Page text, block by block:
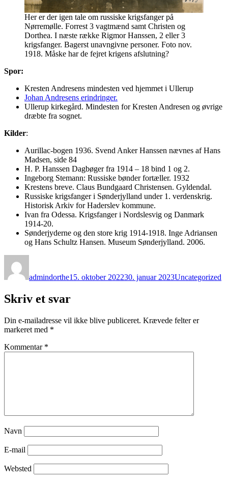
Her er der igen tale om russiske krigsfanger på
Nørremølle. Forrest 3 vagtmænd samt Christen og
Dorthea. I næste række Rigmor Hanssen, 2 eller 3
krigsfanger. Bagerst unavngivne personer. Foto nov.
1918. Måske har de fejret krigens afslutning?
Spor:
Kresten Andresens mindesten ved hjemmet i Ullerup
Johan Andresens erindringer.
Ullerup kirkegård. Mindesten for Kresten Andresen og øvrige
dræbte fra sognet.
Kilder:
Aurillac-bogen 1936. Svend Anker Hanssen nævnes af Hans
Madsen, side 84
H. P. Hanssen Dagbøger fra 1914 – 18 bind 1 og 2.
Ingeborg Stemann: Russiske bønder fortæller. 1932
Krestens breve. Claus Bundgaard Christensen. Gyldendal.
Russiske krigsfanger i Sønderjylland under 1. verdenskrig.
Historisk Arkiv for Haderslev kommune.
Ivan fra Odessa. Krigsfanger i Nordslesvig og Danmark
1914-20.
Sønderjyderne og den store krig 1914-1918. Inge Adriansen
og Hans Schultz Hansen. Museum Sønderjylland. 2006.
admindorthe15. oktober 202230. januar 2023Uncategorized
Skriv et svar
Din e-mailadresse vil ikke blive publiceret. Krævede felter er
markeret med *
Kommentar *
Navn
E-mail
Websted